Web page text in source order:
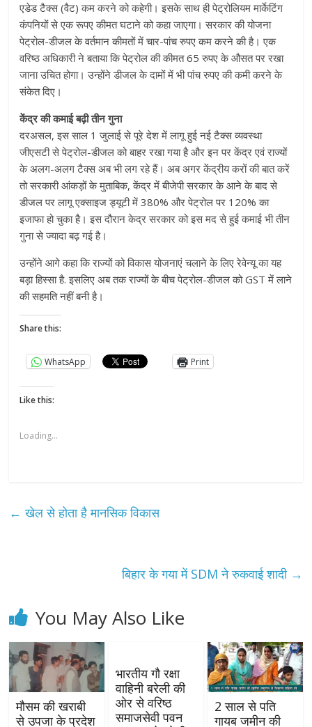
एडेड टैक्स (वैट) कम करने को कहेगी। इसके साथ ही पेट्रोलियम मार्केटिंग
कंपनियों से एक रूपए कीमत घटाने को कहा जाएगा। सरकार की योजना
पेट्रोल-डीजल के वर्तमान कीमतों में चार-पांच रुपए कम करने की है। एक
वरिष्ठ अधिकारी ने बताया कि पेट्रोल की कीमत 65 रुपए के औसत पर रखा
जाना उचित होगा। उन्होंने डीजल के दामों में भी पांच रुपए की कमी करने के
संकेत दिए।
केंद्र की कमाई बढ़ी तीन गुना
दरअसल, इस साल 1 जुलाई से पूरे देश में लागू हुई नई टैक्स व्यवस्था
जीएसटी से पेट्रोल-डीजल को बाहर रखा गया है और इन पर केंद्र एवं राज्यों
के अलग-अलग टैक्स अब भी लग रहे हैं। अब अगर केंद्रीय करों की बात करें
तो सरकारी आंकड़ों के मुताबिक, केंद्र में बीजेपी सरकार के आने के बाद से
डीजल पर लागू एक्साइज ड्यूटी में 380% और पेट्रोल पर 120% का
इजाफा हो चुका है। इस दौरान केद्र सरकार को इस मद से हुई कमाई भी तीन
गुना से ज्यादा बढ़ गई है।
उन्होंने आगे कहा कि राज्यों को विकास योजनाएं चलाने के लिए रेवेन्यू का यह
बड़ा हिस्सा है. इसलिए अब तक राज्यों के बीच पेट्रोल-डीजल को GST में लाने
की सहमति नहीं बनी है।
Share this:
WhatsApp Print
Like this:
Loading...
← खेल से होता है मानसिक विकास
बिहार के गया में SDM ने रुकवाई शादी →
You May Also Like
मौसम की खराबी
से उपजा के प्रदेश
भारतीय गौ रक्षा
वाहिनी बरेली की
ओर से वरिष्ठ
समाजसेवी पवन
2 साल से पति
गायब जमीन की